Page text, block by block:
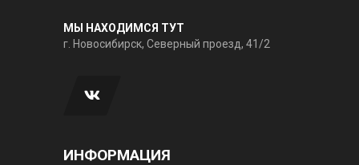
МЫ НАХОДИМСЯ ТУТ
г. Новосибирск, Северный проезд, 41/2
ИНФОРМАЦИЯ